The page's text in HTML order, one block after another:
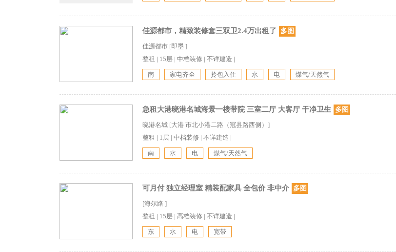
佳源都市，精致装修套三双卫2.4万出租了 多图
佳源都市 [即墨 ]
整租 | 15层 | 中档装修 | 不详建造 |
南 家电齐全 拎包入住 水 电 煤气/天然气
急租大港晓港名城海景一楼带院 三室二厅 大客厅 干净卫生 多图
晓港名城 [大港 市北小港二路（冠县路西侧）]
整租 | 1层 | 中档装修 | 不详建造 |
南 水 电 煤气/天然气
可月付 独立经理室 精装配家具 全包价 非中介 多图
[海尔路 ]
整租 | 15层 | 高档装修 | 不详建造 |
东 水 电 宽带